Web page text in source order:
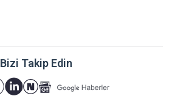
Bizi Takip Edin